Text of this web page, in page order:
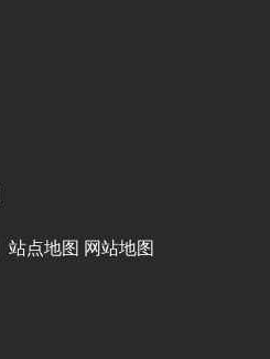
站点地图 网站地图